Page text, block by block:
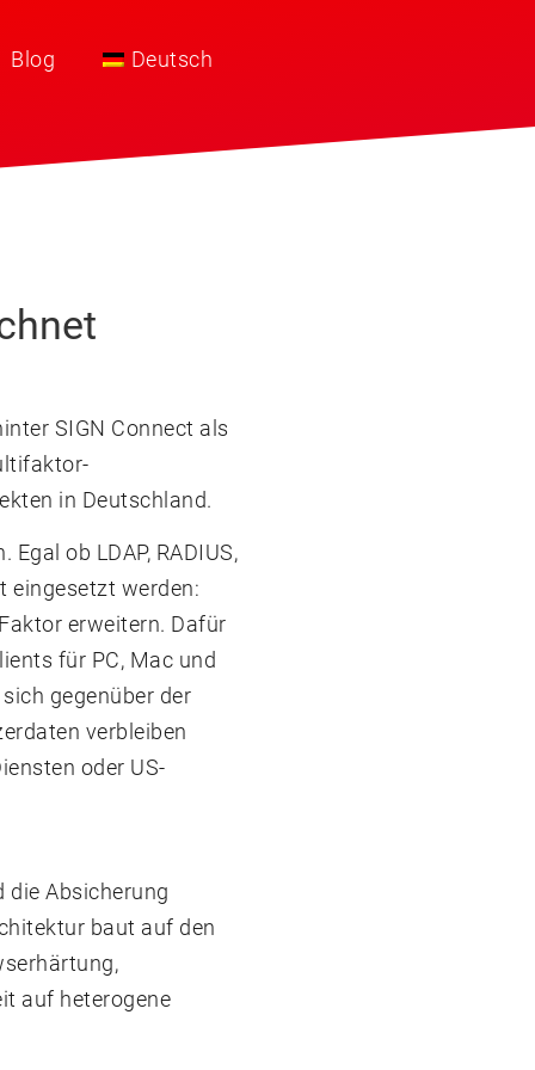
Blog Deutsch
SIGN Connect als
in Deutschland.
ob LDAP, RADIUS,
eingesetzt werden:
erweitern. Dafür
für PC, Mac und
gegenüber der
verbleiben
oder US-
Absicherung
baut auf den
auf heterogene